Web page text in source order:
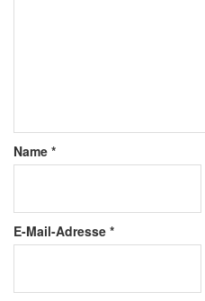
Name *
E-Mail-Adresse *